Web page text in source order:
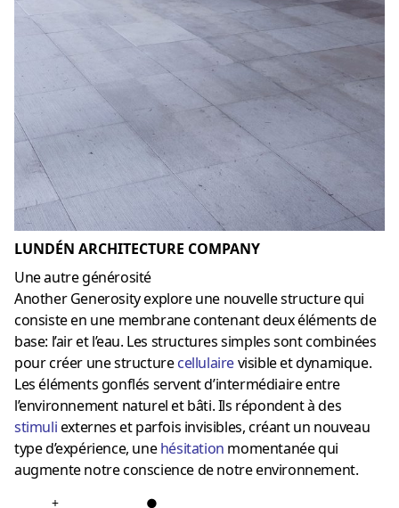
LUNDÉN ARCHITECTURE COMPANY
Une autre générosité
Another Generosity explore une nouvelle structure qui
consiste en une membrane contenant deux éléments de
base: l’air et l’eau. Les structures simples sont combinées
pour créer une structurecellulairevisible et dynamique.
Les éléments gonflés servent d’intermédiaire entre
l’environnement naturel et bâti. Ils répondent à des
stimuliexternes et parfois invisibles, créant un nouveau
type d’expérience, unehésitation momentanée qui
augmente notre conscience de notre environnement.
+ ●